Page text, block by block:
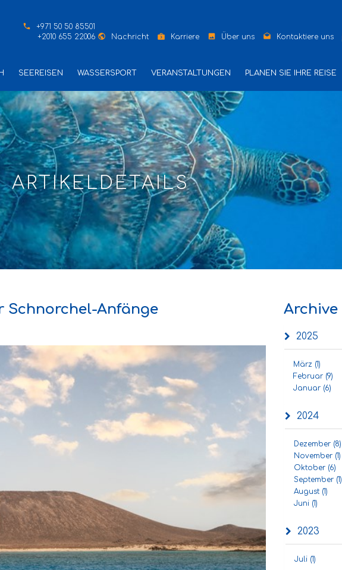
phone
+971 50 50 85501
+2010 655 22006 public Nachricht next_week Karriere image Über uns drafts Kontaktiere uns
SEEREISEN WASSERSPORT VERANSTALTUNGEN PLANEN SIE IHRE REISE
ARTIKELDETAILS
Schnorchel-Anfänge Archive
2025
März (1)
Februar (9)
Januar (6)
2024
Dezember (8)
November (1)
Oktober (6)
September (1)
August (1)
Juni (1)
2023
Juli (1)